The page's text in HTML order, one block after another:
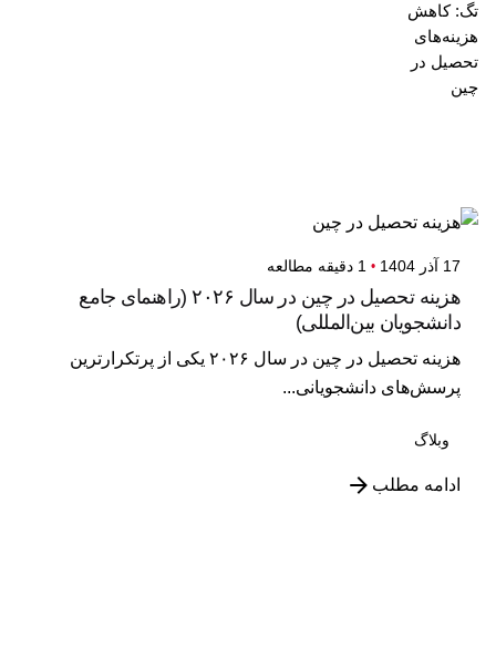
تگ: کاهش
هزینه‌های
تحصیل در
چین
17 آذر 1404 1 دقیقه مطالعه
هزینه تحصیل در چین در سال ۲۰۲۶ (راهنمای جامع
دانشجویان بین‌المللی)
هزینه تحصیل در چین در سال ۲۰۲۶ یکی از پرتکرارترین
پرسش‌های دانشجویانی...
وبلاگ
ادامه مطلب